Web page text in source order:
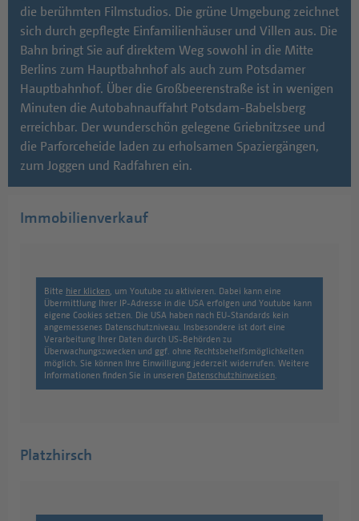
die berühmten Filmstudios. Die grüne Umgebung zeichnet
sich durch gepflegte Einfamilienhäuser und Villen aus. Die
Bahn bringt Sie auf direktem Weg sowohl in die Mitte
Berlins zum Hauptbahnhof als auch zum Potsdamer
Hauptbahnhof. Über die Großbeerenstraße ist in wenigen
Minuten die Autobahnauffahrt Potsdam-Babelsberg
erreichbar. Der wunderschön gelegene Griebnitzsee und
die Parforceheide laden zu erholsamen Spaziergängen,
zum Joggen und Radfahren ein.
Immobilienverkauf
Bitte hier klicken, um Youtube zu aktivieren. Dabei kann eine
Übermittlung Ihrer IP-Adresse in die USA erfolgen und Youtube kann
eigene Cookies setzen. Die USA haben nach EU-Standards kein
angemessenes Datenschutzniveau. Insbesondere ist dort eine
Verarbeitung Ihrer Daten durch US-Behörden zu
Überwachungszwecken und ggf. ohne Rechtsbehelfsmöglichkeiten
möglich. Sie können Ihre Einwilligung jederzeit widerrufen. Weitere
Informationen finden Sie in unseren Datenschutzhinweisen.
Platzhirsch